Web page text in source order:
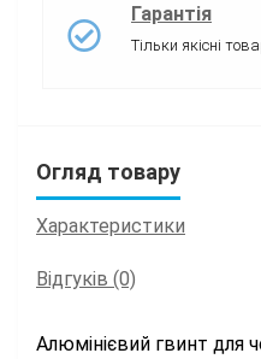
Гарантія
Тільки якісні
Огляд товару
Характеристики
Відгуків (0)
Алюмінієвий гвинт для